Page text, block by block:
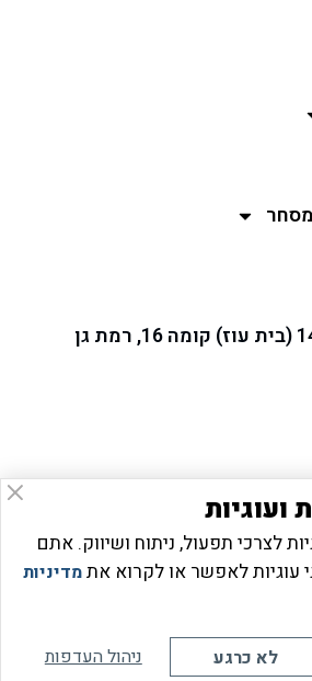
לחיוג מהיר מייל
ועוגיות
לצרכי תפעול, ניתוח ושיווק. אתם
עוגיות לאפשר או לקרוא אתמדיניות
ניהול העדפות לא כרגע